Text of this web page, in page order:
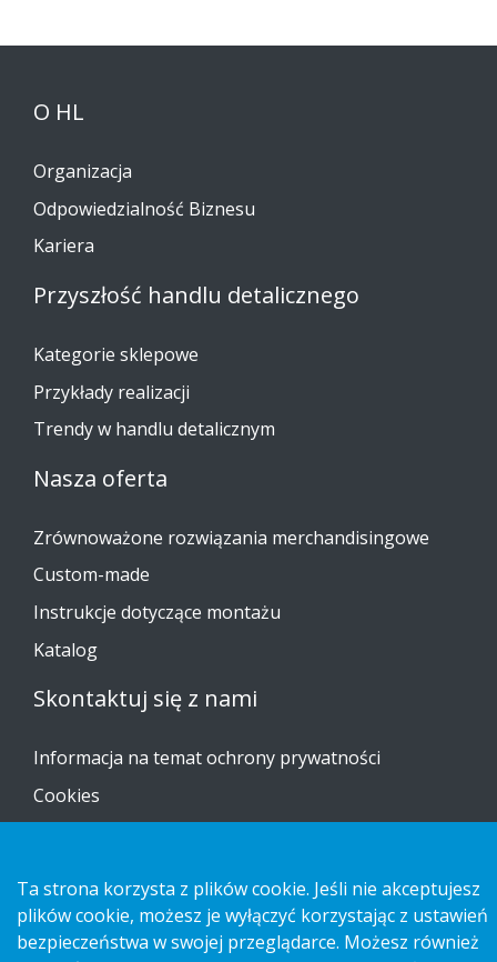
O HL
Organizacja
Odpowiedzialność Biznesu
Kariera
Przyszłość handlu detalicznego
Kategorie sklepowe
Przykłady realizacji
Trendy w handlu detalicznym
Nasza oferta
Zrównoważone rozwiązania merchandisingowe
Custom-made
Instrukcje dotyczące montażu
Katalog
Skontaktuj się z nami
Informacja na temat ochrony prywatności
Cookies
Copyright 2026 HL Display AB. All rights reserved.
Ta strona korzysta z plików cookie. Jeśli nie akceptujesz
plików cookie, możesz je wyłączyć korzystając z ustawień
bezpieczeństwa w swojej przeglądarce. Możesz również